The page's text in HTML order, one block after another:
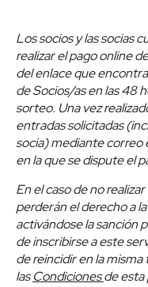
Los socios y las socias
realizar el pago online
del enlace que
de Socios/as en las 48
sorteo. Una vez
entradas solicitadas
socia) mediante correo
en la que se dispute el
En el caso de no
perderán el derecho a
activándose la sanción
de inscribirse a este
de reincidir en la
lasCondicionesde esta